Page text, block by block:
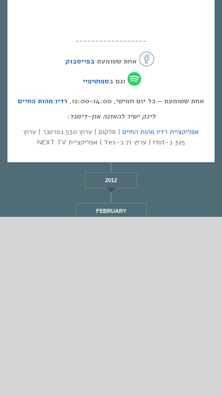
~~~~~~~~~~~~~~~~~~
אחת ששומעת בפייסבוק
וגם בספוטיפיי
אחת ששומעת – כל יום חמישי, 12:00-14:00,
רדיו מהות החיים
לינק ישיר להאזנה און-דימנד:
אפליקציית רדיו מהות החיים
| סלקום | ערוץ 530 בפרטנר | ערוץ
325 ב-Hot | ערוץ 71 ב-Yes | אפליקציית NEXT TV
2012
FEBRUARY